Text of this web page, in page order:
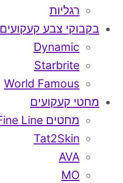
רגליות
בקבוקי צבע קעקועים
Dynamic
Starbrite
World Famous
מחטי קעקועים
מחטים Fine Line
Tat2Skin
AVA
MO